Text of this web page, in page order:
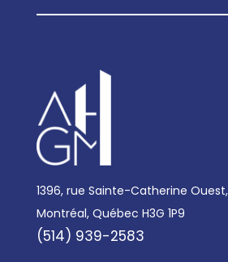
1396, rue Sainte-Catherine
Montréal, Québec H3G 1P9
(514) 939-2583